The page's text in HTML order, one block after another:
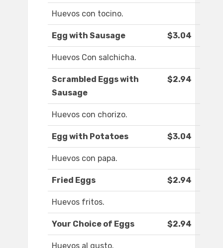
Huevos con tocino.
Egg with Sausage $3.04
Huevos Con salchicha.
Scrambled Eggs with
Sausage
$2.94
Huevos con chorizo.
Egg with Potatoes $3.04
Huevos con papa.
Fried Eggs $2.94
Huevos fritos.
Your Choice of Eggs $2.94
Huevos al gusto.